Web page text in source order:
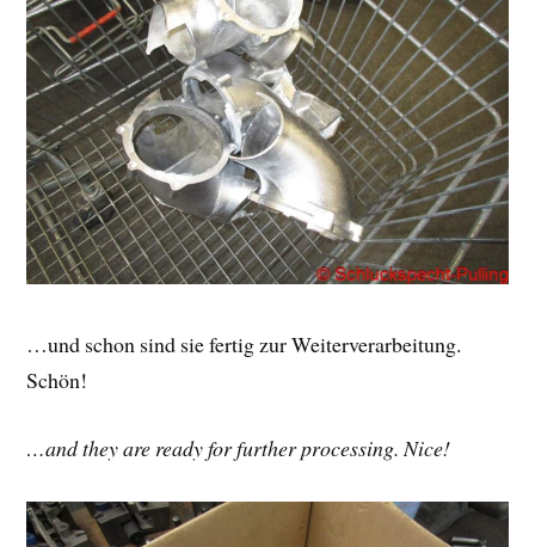
…und schon sind sie fertig zur Weiterverarbeitung.
Schön!
…and they are ready for further processing. Nice!